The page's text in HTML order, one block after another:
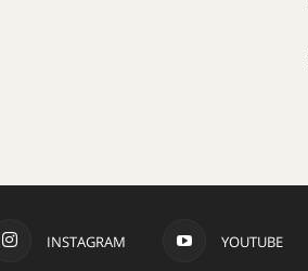
INSTAGRAM YOUTUBE